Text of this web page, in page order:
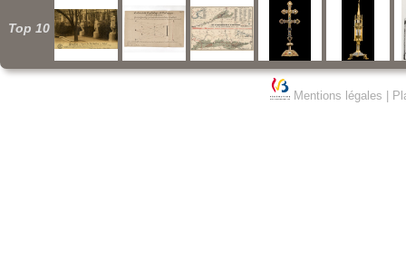
Top 10
Mentions légales